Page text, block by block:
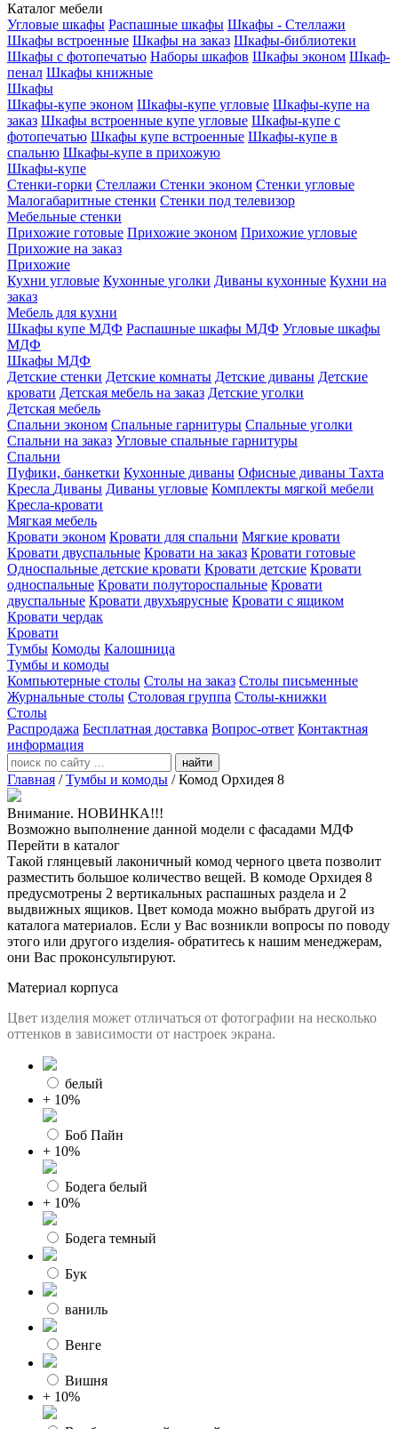
Каталог мебели
Угловые шкафы Распашные шкафы Шкафы - Стеллажи
Шкафы встроенные Шкафы на заказ Шкафы-библиотеки
Шкафы с фотопечатью Наборы шкафов Шкафы эконом Шкаф-
пенал Шкафы книжные
Шкафы
Шкафы-купе эконом Шкафы-купе угловые Шкафы-купе на
заказ Шкафы встроенные купе угловые Шкафы-купе с
фотопечатью Шкафы купе встроенные Шкафы-купе в
спальню Шкафы-купе в прихожую
Шкафы-купе
Стенки-горки Стеллажи Стенки эконом Стенки угловые
Малогабаритные стенки Стенки под телевизор
Мебельные стенки
Прихожие готовые Прихожие эконом Прихожие угловые
Прихожие на заказ
Прихожие
Кухни угловые Кухонные уголки Диваны кухонные Кухни на
заказ
Мебель для кухни
Шкафы купе МДФ Распашные шкафы МДФ Угловые шкафы
МДФ
Шкафы МДФ
Детские стенки Детские комнаты Детские диваны Детские
кровати Детская мебель на заказ Детские уголки
Детская мебель
Спальни эконом Спальные гарнитуры Спальные уголки
Спальни на заказ Угловые спальные гарнитуры
Спальни
Пуфики, банкетки Кухонные диваны Офисные диваны Тахта
Кресла Диваны Диваны угловые Комплекты мягкой мебели
Кресла-кровати
Мягкая мебель
Кровати эконом Кровати для спальни Мягкие кровати
Кровати двуспальные Кровати на заказ Кровати готовые
Односпальные детские кровати Кровати детские Кровати
односпальные Кровати полутороспальные Кровати
двуспальные Кровати двухъярусные Кровати с ящиком
Кровати чердак
Кровати
Тумбы Комоды Калошница
Тумбы и комоды
Компьютерные столы Столы на заказ Столы письменные
Журнальные столы Столовая группа Столы-книжки
Столы
Распродажа Бесплатная доставка Вопрос-ответ Контактная
информация
найти
Главная /Тумбы и комоды /Комод Орхидея 8
Внимание. НОВИНКА!!!
Возможно выполнение данной модели с фасадами МДФ
Перейти в каталог
Такой глянцевый лаконичный комод черного цвета позволит
разместить большое количество вещей. В комоде Орхидея 8
предусмотрены 2 вертикальных распашных раздела и 2
выдвижных ящиков. Цвет комода можно выбрать другой из
каталога материалов. Если у Вас возникли вопросы по поводу
этого или другого изделия- обратитесь к нашим менеджерам,
они Вас проконсультируют.
Материал корпуса
Цвет изделия может отличаться от фотографии на несколько
оттенков в зависимости от настроек экрана.
белый
+ 10%
Боб Пайн
+ 10%
Бодега белый
+ 10%
Бодега темный
Бук
ваниль
Венге
Вишня
+ 10%